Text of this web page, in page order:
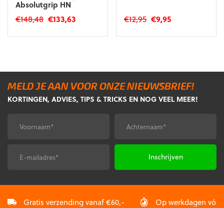
Absolutgrip HN
€148,48 Oorspronkelijke
€133,63 €12,95 Oorspronkelijke
€9,95Huidige
MELD JE AAN VOOR ONZE NIEUWSBRIEF!
KORTINGEN, ADVIES, TIPS & TRICKS EN NOG VEEL MEER!
Voornaam* Achternaam*
Gratis verzending vanaf €60,- Op werkdagen